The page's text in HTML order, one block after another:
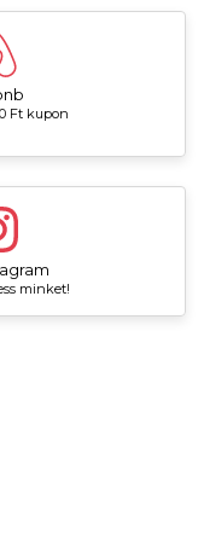
Ft kupon
minket!